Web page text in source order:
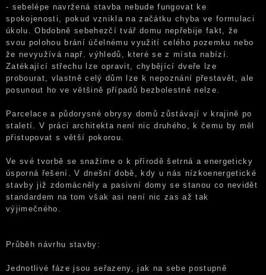
- sebelépe navržená stavba nebude fungovat ke
spokojenosti, pokud vznikla na začátku chyba ve formulaci
úkolu. Obdobně sebehezčí tvář domu nepřebije fakt, že
svou polohou brání účelnému využití celého pozemku nebo
že nevyužívá např. výhledů, které se z místa nabízí.
Zatékající střechu lze opravit, chybějící dveře lze
probourat, vlastně celý dům lze k nepoznání přestavět, ale
posunout ho ve většině případů bezbolestně nelze.
Parcelace a půdorysné obrysy domů zůstávají v krajině po
staletí. V práci architekta není nic druhého, k čemu by měl
přistupovat s větší pokorou.
Ve své tvorbě se snažíme o k přírodě šetrná a energeticky
úsporná řešení. V dnešní době, kdy u nás nízkoenergetické
stavby již zdomácněly a pasivní domy se stanou co nevidět
standardem na tom však asi není nic zas až tak
výjimečného.
Průběh návrhu stavby:
Jednotlivé fáze jsou seřazeny, jak na sebe postupně